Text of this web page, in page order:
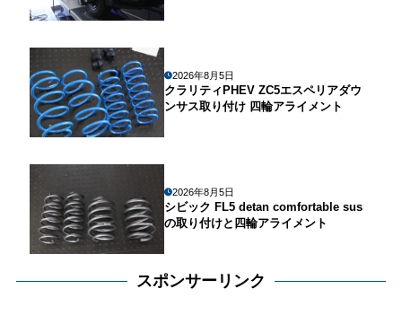
2026年8月5日
クラリティPHEV ZC5エスペリアダウ
ンサス取り付け 四輪アライメント
2026年8月5日
シビック FL5 detan comfortable sus
の取り付けと四輪アライメント
スポンサーリンク